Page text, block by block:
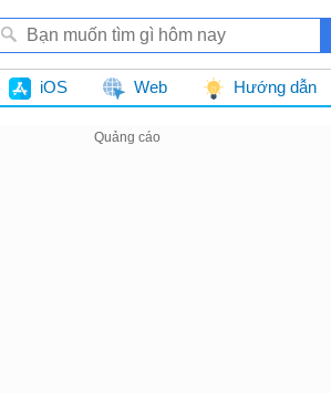
iOS Web Hướng dẫn